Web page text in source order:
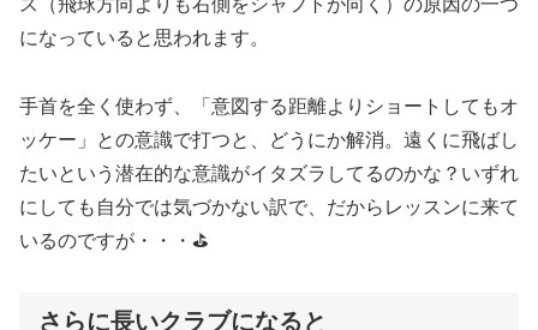
ス（飛球方向よりも右側をシャフトが向く）の原因の一つ
になっていると思われます。
手首を全く使わず、「意図する距離よりショートしてもオ
ッケー」との意識で打つと、どうにか解消。遠くに飛ばし
たいという潜在的な意識がイタズラしてるのかな？いずれ
にしても自分では気づかない訳で、だからレッスンに来て
いるのですが・・・⛳️
さらに長いクラブになると